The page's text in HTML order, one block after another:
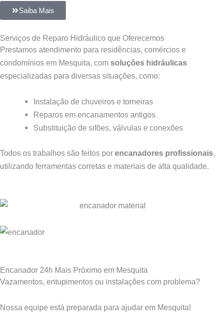
Saiba Mais
Serviços de Reparo Hidráulico que Oferecemos
Prestamos atendimento para residências, comércios e
condomínios em Mesquita, com soluções hidráulicas
especializadas para diversas situações, como:
Instalação de chuveiros e torneiras
Reparos em encanamentos antigos
Substituição de sifões, válvulas e conexões
Todos os trabalhos são feitos por encanadores profissionais,
utilizando ferramentas corretas e materiais de alta qualidade.
Encanador 24h Mais Próximo em Mesquita
Vazamentos, entupimentos ou instalações com problema?
Nossa equipe está preparada para ajudar em Mesquita!